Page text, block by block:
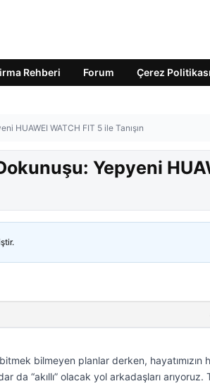
Rehberi Forum Çerez Politikası
HUAWEI WATCH FIT 5 ile Tanışın
Yepyeni
bilmeyen planlar derken, hayatımızın
da “akıllı” olacak yol arkadaşları arıyoruz.